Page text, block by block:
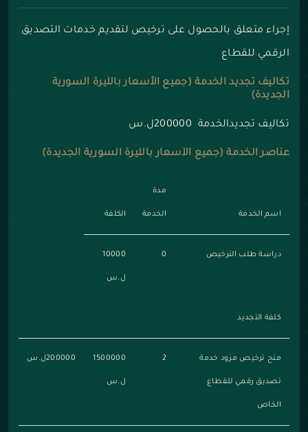
إجراء متعلق بالحصول على ترخيص لتقديم خدمات التصديق
الرقمي للقطاع
تكاليف تجديد الخدمة (جميع الأسعار بالليرة السورية
الجديدة)
تكاليف تجديدالخدمة 200000ل.س
عناصر الخدمة (جميع الأسعار بالليرة السورية الجديدة)
اسم الخدمة
مدة
الخدمة الكلفة
دراسة طلب الترخيص 0
10000
ل.س
كلفة التجديد
منح ترخيص مزود خدمة
تصديق رقمي للقطاع
الخاص
2
1500000
ل.س
200000ل.س